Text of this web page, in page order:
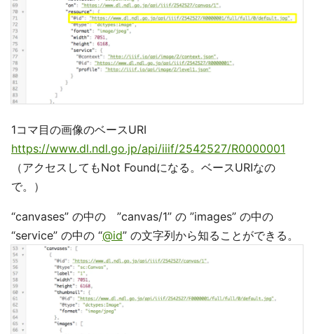
1コマ目の画像のベースURI
https://www.dl.ndl.go.jp/api/iiif/2542527/R0000001
（アクセスしてもNot Foundになる。ベースURIなの
で。）
“canvases” の中の ”canvas/1” の ”images” の中の
“service” の中の “@id” の文字列から知ることができる。